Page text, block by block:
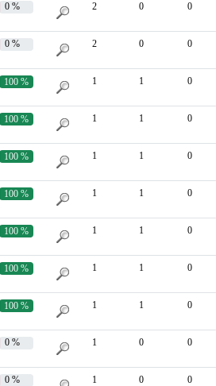
0 % 2 0 0
0 % 2 0 0
100 % 1 1 0
100 % 1 1 0
100 % 1 1 0
100 % 1 1 0
100 % 1 1 0
100 % 1 1 0
100 % 1 1 0
0 % 1 0 0
0 % 1 0 0